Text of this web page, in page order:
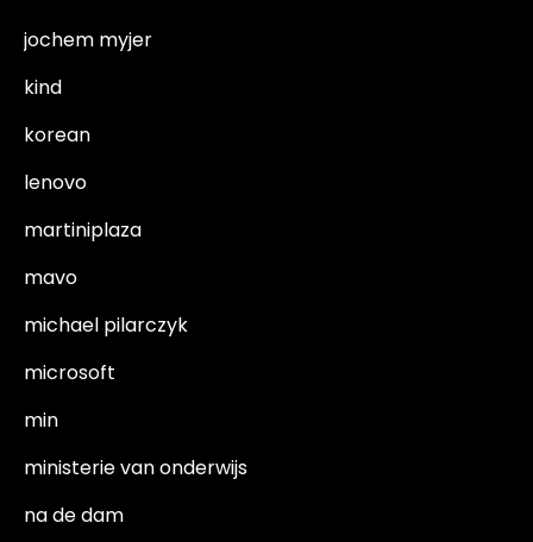
jochem myjer
kind
korean
lenovo
martiniplaza
mavo
michael pilarczyk
microsoft
min
ministerie van onderwijs
na de dam